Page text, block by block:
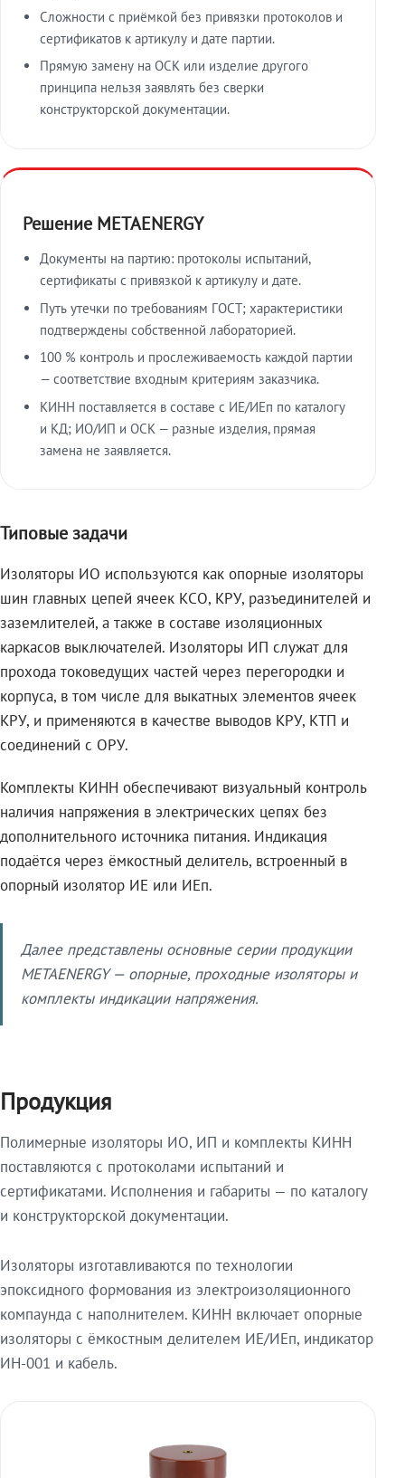
Сложности с приёмкой без привязки протоколов и
сертификатов к артикулу и дате партии.
Прямую замену на ОСК или изделие другого
принципа нельзя заявлять без сверки
конструкторской документации.
Решение METAENERGY
Документы на партию: протоколы испытаний,
сертификаты с привязкой к артикулу и дате.
Путь утечки по требованиям ГОСТ; характеристики
подтверждены собственной лабораторией.
100 % контроль и прослеживаемость каждой партии
— соответствие входным критериям заказчика.
КИНН поставляется в составе с ИЕ/ИЕп по каталогу
и КД; ИО/ИП и ОСК — разные изделия, прямая
замена не заявляется.
Типовые задачи
Изоляторы ИО используются как опорные изоляторы
шин главных цепей ячеек КСО, КРУ, разъединителей и
заземлителей, а также в составе изоляционных
каркасов выключателей. Изоляторы ИП служат для
прохода токоведущих частей через перегородки и
корпуса, в том числе для выкатных элементов ячеек
КРУ, и применяются в качестве выводов КРУ, КТП и
соединений с ОРУ.
Комплекты КИНН обеспечивают визуальный контроль
наличия напряжения в электрических цепях без
дополнительного источника питания. Индикация
подаётся через ёмкостный делитель, встроенный в
опорный изолятор ИЕ или ИЕп.
Далее представлены основные серии продукции
METAENERGY — опорные, проходные изоляторы и
комплекты индикации напряжения.
Продукция
Полимерные изоляторы ИО, ИП и комплекты КИНН
поставляются с протоколами испытаний и
сертификатами. Исполнения и габариты — по каталогу
и конструкторской документации.
Изоляторы изготавливаются по технологии
эпоксидного формования из электроизоляционного
компаунда с наполнителем. КИНН включает опорные
изоляторы с ёмкостным делителем ИЕ/ИЕп, индикатор
ИН-001 и кабель.